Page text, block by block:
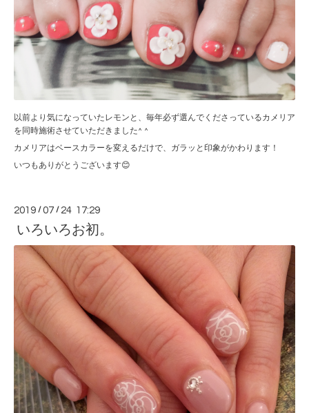
以前より気になっていたレモンと、毎年必ず選んでくださっているカメリア
を同時施術させていただきました^ ^
カメリアはベースカラーを変えるだけで、ガラッと印象がかわります！
いつもありがとうございます😊
2019 /07 / 24 17:29
いろいろお初。